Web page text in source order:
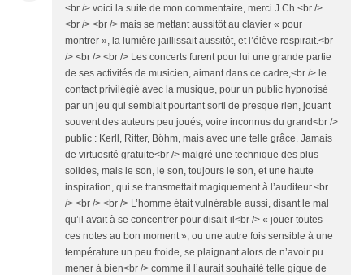
<br /> voici la suite de mon commentaire, merci J Ch.<br />
<br /> <br /> mais se mettant aussitôt au clavier « pour
montrer », la lumière jaillissait aussitôt, et l’élève respirait.<br
/> <br /> <br /> Les concerts furent pour lui une grande partie
de ses activités de musicien, aimant dans ce cadre,<br /> le
contact privilégié avec la musique, pour un public hypnotisé
par un jeu qui semblait pourtant sorti de presque rien, jouant
souvent des auteurs peu joués, voire inconnus du grand<br />
public : Kerll, Ritter, Böhm, mais avec une telle grâce. Jamais
de virtuosité gratuite<br /> malgré une technique des plus
solides, mais le son, le son, toujours le son, et une haute
inspiration, qui se transmettait magiquement à l’auditeur.<br
/> <br /> <br /> L’homme était vulnérable aussi, disant le mal
qu’il avait à se concentrer pour disait-il<br /> « jouer toutes
ces notes au bon moment », ou une autre fois sensible à une
température un peu froide, se plaignant alors de n’avoir pu
mener à bien<br /> comme il l’aurait souhaité telle gigue de